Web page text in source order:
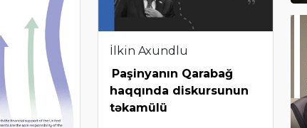
İlkin Axundlu
Paşinyanın Qarabağ
haqqında diskursunun
təkamülü